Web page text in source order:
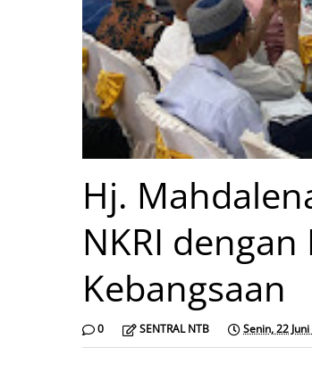
Hj.
NKRI
Kebangsaan
0 SENTRAL NTB Senin, 22